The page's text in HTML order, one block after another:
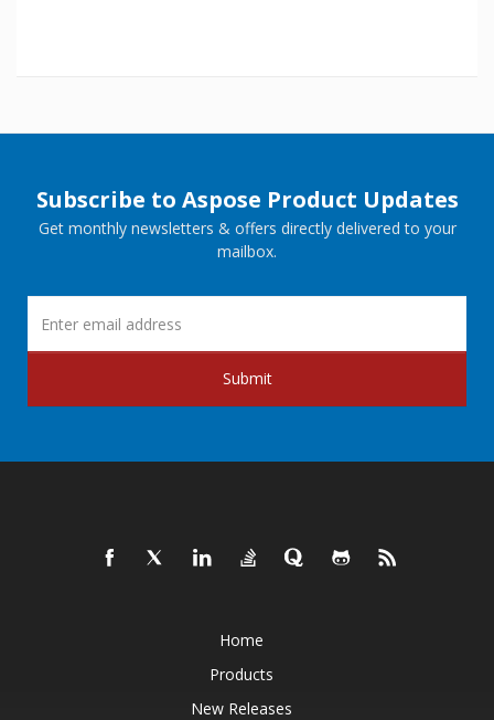
Subscribe to Aspose Product Updates
Get monthly newsletters & offers directly delivered to your
mailbox.
Submit
Home
Products
New Releases